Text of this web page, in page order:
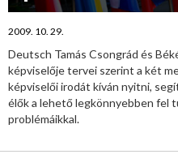
2009. 10. 29.
Deutsch Tamás Csongrád és
képviselője tervei szerint a két
képviselői irodát kíván nyitni,
élők a lehető legkönnyebben fel
problémáikkal.